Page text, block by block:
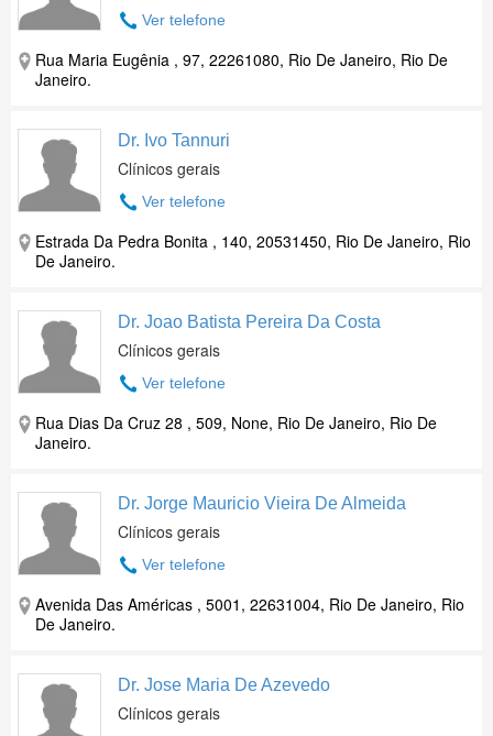
Ver telefone
Rua Maria Eugênia , 97, 22261080, Rio De Janeiro, Rio De
Janeiro.
Dr. Ivo Tannuri
Clínicos gerais
Ver telefone
Estrada Da Pedra Bonita , 140, 20531450, Rio De Janeiro, Rio
De Janeiro.
Dr. Joao Batista Pereira Da Costa
Clínicos gerais
Ver telefone
Rua Dias Da Cruz 28 , 509, None, Rio De Janeiro, Rio De
Janeiro.
Dr. Jorge Mauricio Vieira De Almeida
Clínicos gerais
Ver telefone
Avenida Das Américas , 5001, 22631004, Rio De Janeiro, Rio
De Janeiro.
Dr. Jose Maria De Azevedo
Clínicos gerais